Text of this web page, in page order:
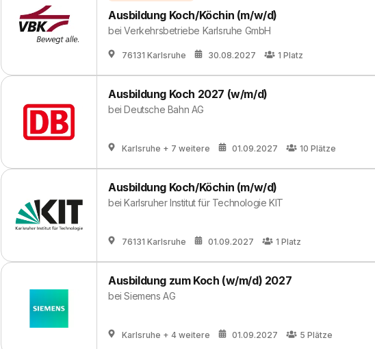
Ausbildung Koch/Köchin (m/w/d)
beiVerkehrsbetriebe Karlsruhe GmbH
76131 Karlsruhe 30.08.2027 1 Platz
Ausbildung Koch 2027 (w/m/d)
beiDeutsche Bahn AG
Karlsruhe + 7 weitere 01.09.2027 10 Plätze
Ausbildung Koch/Köchin (m/w/d)
beiKarlsruher Institut für Technologie KIT
76131 Karlsruhe 01.09.2027 1 Platz
Ausbildung zum Koch (w/m/d) 2027
beiSiemens AG
Karlsruhe + 4 weitere 01.09.2027 5 Plätze